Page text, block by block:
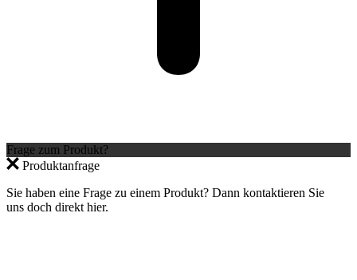
Frage zum Produkt?
Produktanfrage
Sie haben eine Frage zu einem Produkt? Dann kontaktieren Sie
uns doch direkt hier.